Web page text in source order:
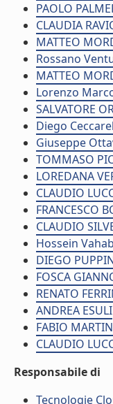
PAOLO
CLAUDIA
MATTEO
Rossano
MATTEO
Lorenzo
SALVATORE
Diego
Giuseppe
TOMMASO
LOREDANA
CLAUDIO
FRANCESCO
CLAUDIO
Hossein
DIEGO
FOSCA
RENATO
ANDREA ESULI
FABIO
CLAUDIO
Responsabile di
Tecnologie